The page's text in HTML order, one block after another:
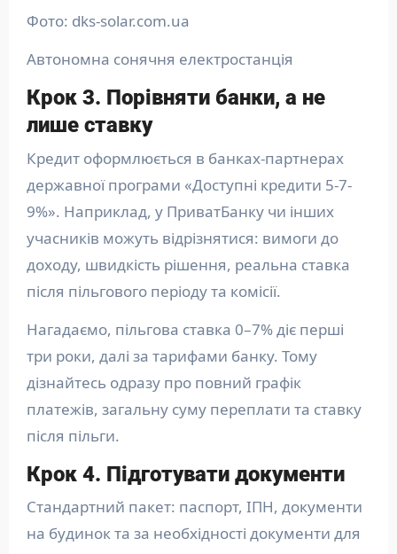
Фото: dks-solar.com.ua
Автономна сонячня електростанція
Крок 3. Порівняти банки, а не
лише ставку
Кредит оформлюється в банках-партнерах
державної програми «Доступні кредити 5-7-
9%». Наприклад, у ПриватБанку чи інших
учасників можуть відрізнятися: вимоги до
доходу, швидкість рішення, реальна ставка
після пільгового періоду та комісії.
Нагадаємо, пільгова ставка 0–7% діє перші
три роки, далі за тарифами банку. Тому
дізнайтесь одразу про повний графік
платежів, загальну суму переплати та ставку
після пільги.
Крок 4. Підготувати документи
Стандартний пакет: паспорт, ІПН, документи
на будинок та за необхідності документи для